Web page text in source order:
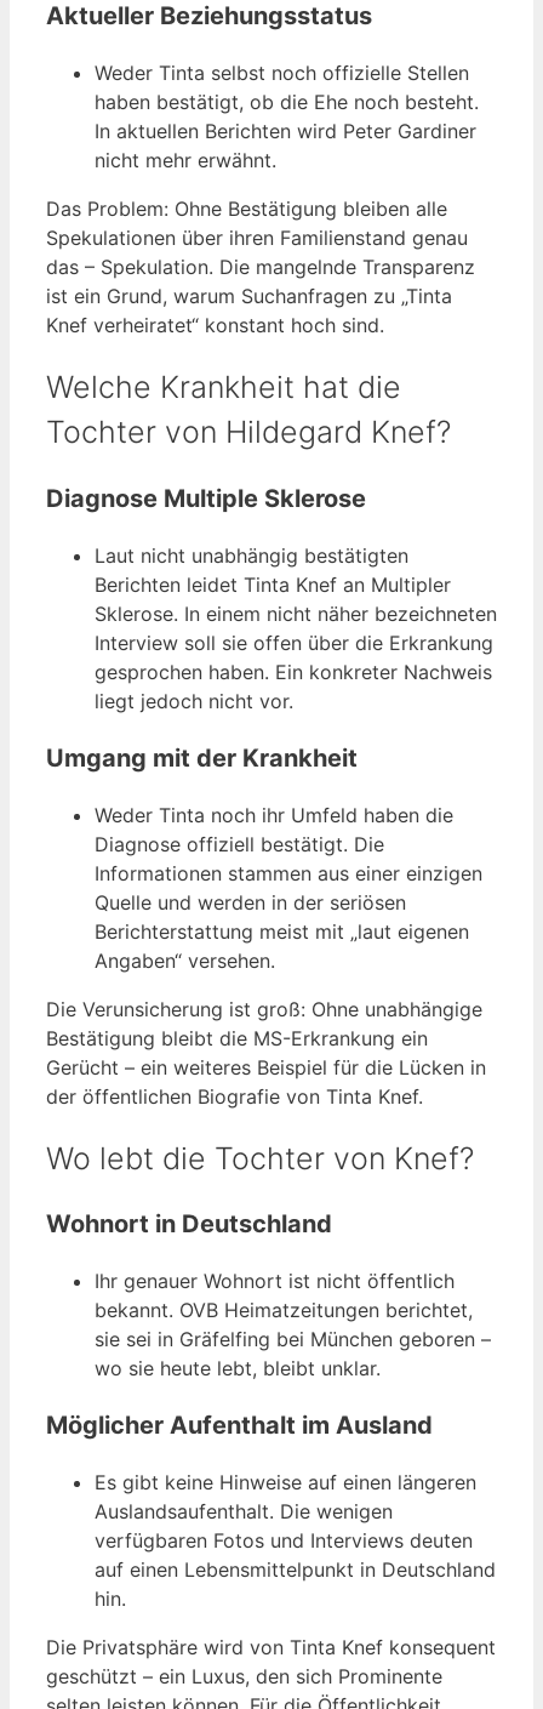
Aktueller Beziehungsstatus
Weder Tinta selbst noch offizielle Stellen
haben bestätigt, ob die Ehe noch besteht.
In aktuellen Berichten wird Peter Gardiner
nicht mehr erwähnt.
Das Problem: Ohne Bestätigung bleiben alle
Spekulationen über ihren Familienstand genau
das – Spekulation. Die mangelnde Transparenz
ist ein Grund, warum Suchanfragen zu „Tinta
Knef verheiratet“ konstant hoch sind.
Welche Krankheit hat die
Tochter von Hildegard Knef?
Diagnose Multiple Sklerose
Laut nicht unabhängig bestätigten
Berichten leidet Tinta Knef an Multipler
Sklerose. In einem nicht näher bezeichneten
Interview soll sie offen über die Erkrankung
gesprochen haben. Ein konkreter Nachweis
liegt jedoch nicht vor.
Umgang mit der Krankheit
Weder Tinta noch ihr Umfeld haben die
Diagnose offiziell bestätigt. Die
Informationen stammen aus einer einzigen
Quelle und werden in der seriösen
Berichterstattung meist mit „laut eigenen
Angaben“ versehen.
Die Verunsicherung ist groß: Ohne unabhängige
Bestätigung bleibt die MS-Erkrankung ein
Gerücht – ein weiteres Beispiel für die Lücken in
der öffentlichen Biografie von Tinta Knef.
Wo lebt die Tochter von Knef?
Wohnort in Deutschland
Ihr genauer Wohnort ist nicht öffentlich
bekannt. OVB Heimatzeitungen berichtet,
sie sei in Gräfelfing bei München geboren –
wo sie heute lebt, bleibt unklar.
Möglicher Aufenthalt im Ausland
Es gibt keine Hinweise auf einen längeren
Auslandsaufenthalt. Die wenigen
verfügbaren Fotos und Interviews deuten
auf einen Lebensmittelpunkt in Deutschland
hin.
Die Privatsphäre wird von Tinta Knef konsequent
geschützt – ein Luxus, den sich Prominente